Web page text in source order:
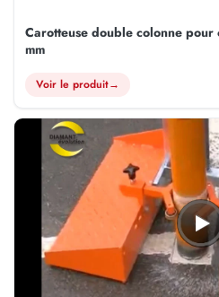
Carotteuse double colonne
mm
Voir le produit→